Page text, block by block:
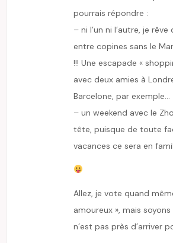
pourrais répondre :
– ni l’un ni l’autre, je rêve
entre copines sans le
!!! Une escapade «
avec deux amies à
Barcelone, par exemple…
– un weekend avec le
tête, puisque de toute
vacances ce sera en
Allez, je vote quand
amoureux », mais
n’est pas près d’arriver